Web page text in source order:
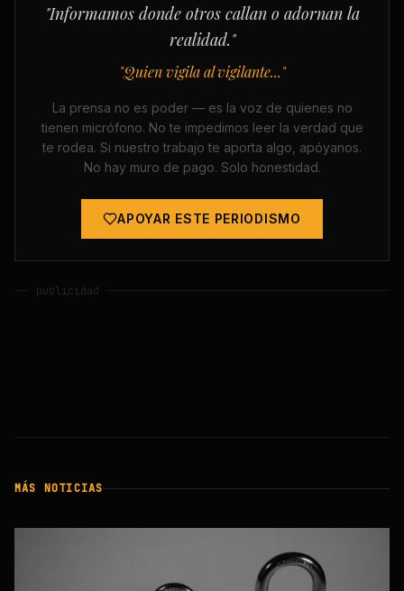
"Informamos donde otros callan o adornan la
realidad."
"Quien vigila al vigilante..."
La prensa no es poder — es la voz de quienes no
tienen micrófono. No te impedimos leer la verdad que
te rodea. Si nuestro trabajo te aporta algo, apóyanos.
No hay muro de pago. Solo honestidad.
APOYAR ESTE PERIODISMO
publicidad
MÁS NOTICIAS